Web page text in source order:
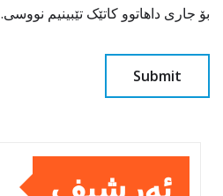
بۆ جاری داهاتوو کاتێک تێبینیم نووسی.